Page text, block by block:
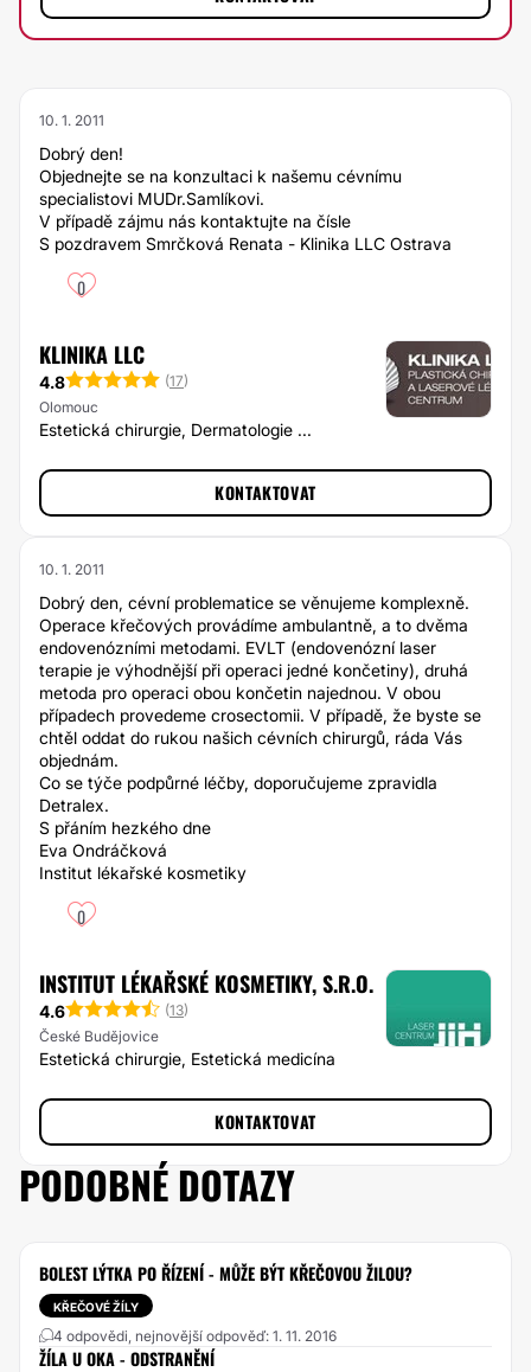
10. 1. 2011
Dobrý den!
Objednejte se na konzultaci k našemu cévnímu
specialistovi MUDr.Samlíkovi.
V případě zájmu nás kontaktujte na čísle
S pozdravem Smrčková Renata - Klinika LLC Ostrava
0
KLINIKA LLC
4.8 (17)
Olomouc
Estetická chirurgie, Dermatologie ...
KONTAKTOVAT
10. 1. 2011
Dobrý den, cévní problematice se věnujeme komplexně.
Operace křečových provádíme ambulantně, a to dvěma
endovenózními metodami. EVLT (endovenózní laser
terapie je výhodnější při operaci jedné končetiny), druhá
metoda pro operaci obou končetin najednou. V obou
případech provedeme crosectomii. V případě, že byste se
chtěl oddat do rukou našich cévních chirurgů, ráda Vás
objednám.
Co se týče podpůrné léčby, doporučujeme zpravidla
Detralex.
S přáním hezkého dne
Eva Ondráčková
Institut lékařské kosmetiky
0
INSTITUT LÉKAŘSKÉ KOSMETIKY, S.R.O.
4.6 (13)
České Budějovice
Estetická chirurgie, Estetická medicína
KONTAKTOVAT
PODOBNÉ DOTAZY
BOLEST LÝTKA PO ŘÍZENÍ - MŮŽE BÝT KŘEČOVOU ŽILOU?
KŘEČOVÉ ŽÍLY
4 odpovědi, nejnovější odpověď: 1. 11. 2016
ŽÍLA U OKA - ODSTRANĚNÍ